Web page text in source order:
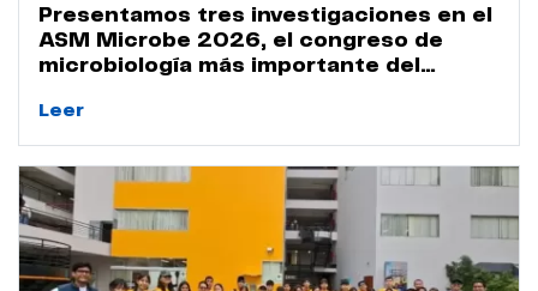
Presentamos tres investigaciones en el
ASM Microbe 2026, el congreso de
microbiología más importante del
Leer